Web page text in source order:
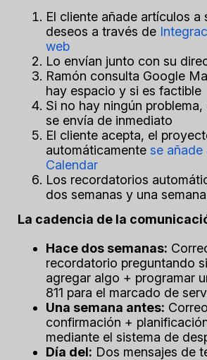
El cliente añade artículos a
deseos a través de
web
Lo envían junto con su
Ramón consulta Google
hay espacio y si es factible
Si no hay ningún problema,
se envía de inmediato
El cliente acepta, el
automáticamente se añade
Calendar
Los recordatorios
dos semanas y una
La cadencia de la
Hace dos semanas:
recordatorio preguntando
agregar algo + programar
811 para el marcado de
Una semana antes:
confirmación +
mediante el sistema de
Día del: Dos mensajes de